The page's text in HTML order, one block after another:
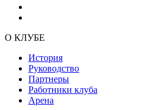
О КЛУБЕ
История
Руководство
Партнеры
Работники клуба
Арена